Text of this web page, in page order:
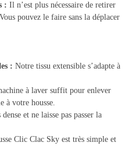
: Il n’est plus nécessaire de retirer
pouvez le faire sans la déplacer
: Notre tissu extensible s’adapte à
à laver suffit pour enlever
à votre housse.
et ne laisse pas passer la
Clic Clac Sky est très simple et